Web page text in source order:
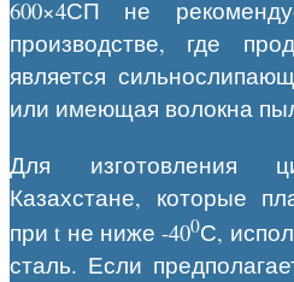
600×4СП не
производстве, где
является
или имеющая волокна
Для изготовления
Казахстане, которые
при t не ниже -400С,
сталь. Если